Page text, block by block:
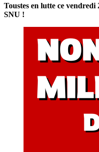
Toustes en lutte ce
SNU !